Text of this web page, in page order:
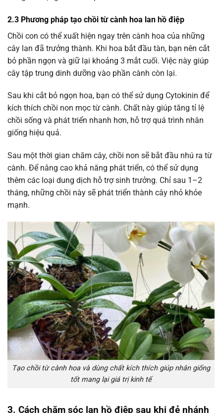
2.3 Phương pháp tạo chồi từ cành hoa lan hồ điệp
Chồi con có thể xuất hiện ngay trên cành hoa của những
cây lan đã trưởng thành. Khi hoa bắt đầu tàn, bạn nên cắt
bỏ phần ngọn và giữ lại khoảng 3 mắt cuối. Việc này giúp
cây tập trung dinh dưỡng vào phần cành còn lại.
Sau khi cắt bỏ ngọn hoa, bạn có thể sử dụng Cytokinin để
kích thích chồi non mọc từ cành. Chất này giúp tăng tỉ lệ
chồi sống và phát triển nhanh hơn, hỗ trợ quá trình nhân
giống hiệu quả.
Sau một thời gian chăm cây, chồi non sẽ bắt đầu nhú ra từ
cành. Để nâng cao khả năng phát triển, có thể sử dụng
thêm các loại dung dịch hỗ trợ sinh trưởng. Chỉ sau 1–2
tháng, những chồi này sẽ phát triển thành cây nhỏ khỏe
mạnh.
Tạo chồi từ cành hoa và dùng chất kích thích giúp nhân giống
tốt mang lại giá trị kinh tế
3. Cách chăm sóc lan hồ điệp sau khi đẻ nhánh